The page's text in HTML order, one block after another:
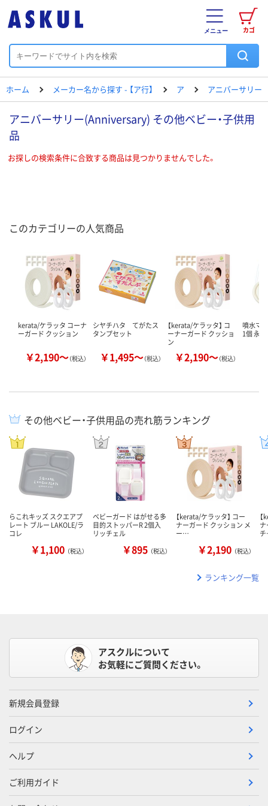
カゴ
メニュー
ホーム メーカー名から探す - 【ア行】 ア アニバーサリー
アニバーサリー(Anniversary) その他ベビー・子供用
品
お探しの検索条件に合致する商品は見つかりませんでした。
このカテゴリーの人気商品
kerata/ケラッタ コーナ
ーガード クッション
￥2,190～（税込）
シヤチハタ てがたス
タンプセット
￥1,495～（税込）
【kerata/ケラッタ】 コ
ーナーガード クッショ
ン
￥2,190～（税込）
噴水マ
1個 永和
その他ベビー・子供用品の売れ筋ランキング
らこれキッズ スクエアプ
レート ブルー LAKOLE/ラ
コレ
￥1,100 （税込）
ベビーガード はがせる多
目的ストッパーR 2個入
リッチェル
￥895 （税込）
【kerata/ケラッタ】 コー
ナーガード クッション メ
ー…
￥2,190 （税込）
ランキング一覧
アスクルについて
お気軽にご質問ください。
新規会員登録
ログイン
ヘルプ
ご利用ガイド